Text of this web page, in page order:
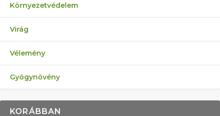
Környezetvédelem
Virág
Vélemény
Gyógynövény
KORÁBBAN